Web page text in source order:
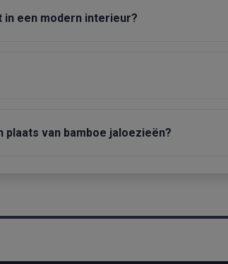
in een modern interieur?
van bamboe jaloezieën?